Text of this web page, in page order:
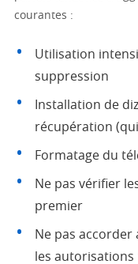
courantes :
Utilisation
suppression
Installation de
récupération
Formatage du
Ne pas vérifier
premier
Ne pas
les autorisations